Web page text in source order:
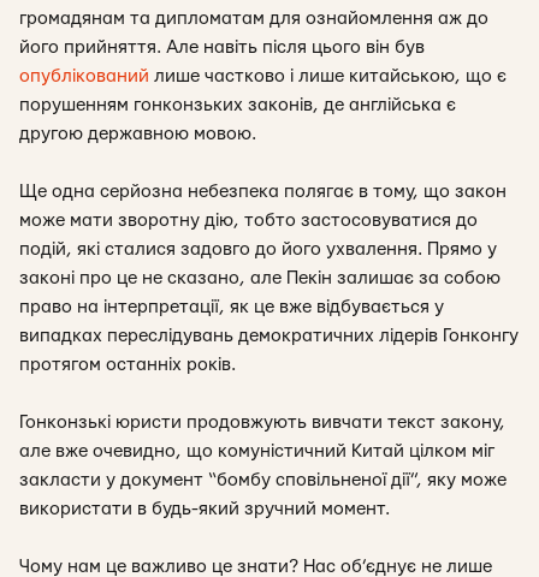
громадянам та дипломатам для ознайомлення аж до
його прийняття. Але навіть після цього він був
опублікований лише частково і лише китайською, що є
порушенням гонконзьких законів, де англійська є
другою державною мовою.
Ще одна серйозна небезпека полягає в тому, що закон
може мати зворотну дію, тобто застосовуватися до
подій, які сталися задовго до його ухвалення. Прямо у
законі про це не сказано, але Пекін залишає за собою
право на інтерпретації, як це вже відбувається у
випадках переслідувань демократичних лідерів Гонконгу
протягом останніх років.
Гонконзькі юристи продовжують вивчати текст закону,
але вже очевидно, що комуністичний Китай цілком міг
закласти у документ “бомбу сповільненої дії”, яку може
використати в будь-який зручний момент.
Чому нам це важливо це знати? Нас об’єднує не лише